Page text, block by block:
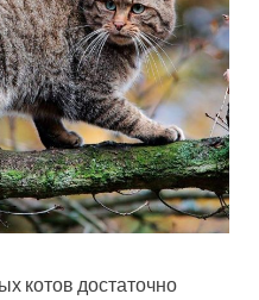
котов достаточно